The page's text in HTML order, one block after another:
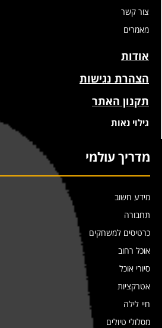
צור קשר
מאמרים
אודות
הצהרת נגישות
תקנון האתר
גילוי נאות
מדריך עולמי
מידע חשוב
תחבורה
כרטיסים למשחקים
אוכל רחוב
סיורי אוכל
אטרקציות
חיי לילה
מסלולי טיולים